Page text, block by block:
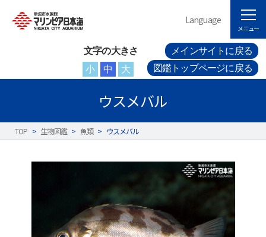
文字の大きさ
小
中 大
メインサイトに戻る
図鑑トップページに戻る
Language
メニュー
ウスメバル
TOP > 生物図鑑 > 魚類 > ウスメバル